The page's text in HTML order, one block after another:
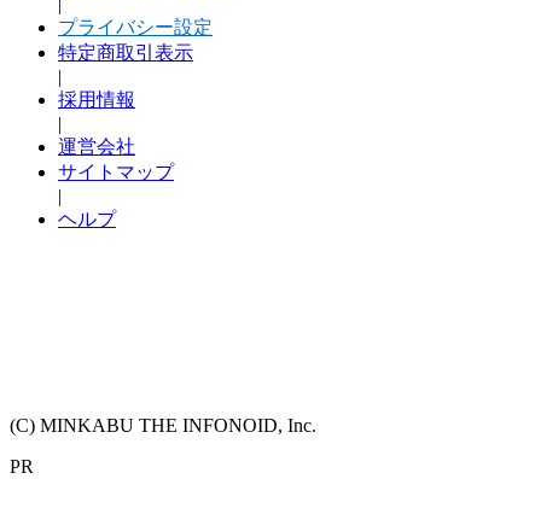
|
プライバシー設定
特定商取引表示
|
採用情報
|
運営会社
サイトマップ
|
ヘルプ
(C) MINKABU THE INFONOID, Inc.
PR